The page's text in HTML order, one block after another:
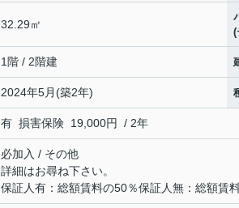
32.29㎡
(
1階 / 2階建
2024年5月(築2年)
有 損害保険 19,000円 / 2年
必加入 / その他
詳細はお尋ね下さい。
保証人有：総額賃料の50％保証人無：総額